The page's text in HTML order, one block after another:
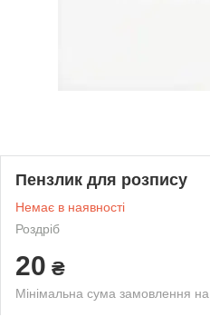
Пензлик для розпису
Немає в наявності
Роздріб
20 ₴
Мінімальна сума замовлення